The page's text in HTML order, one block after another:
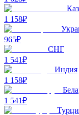
1 158₽
965₽
СНГ
1 541₽
Индия
1 158₽
1 541₽